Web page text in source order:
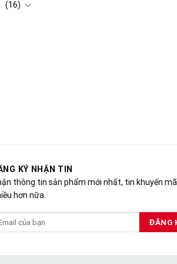
(16)
KÝ NHẬN TIN
thông tin sản phẩm mới nhất, tin khuyến
hơn nữa.